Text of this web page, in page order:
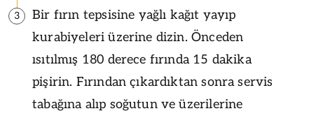
3
Bir fırın tepsisine yağlı kağıt yayıp
kurabiyeleri üzerine dizin. Önceden
ısıtılmış 180 derece fırında 15 dakika
pişirin. Fırından çıkardıktan sonra servis
tabağına alıp soğutun ve üzerilerine